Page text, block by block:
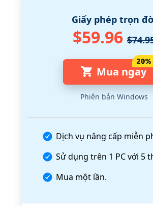
Giấy phép trọn
$59.96
Mua ngay
Phiên bản Windows
Dịch vụ nâng cấp miễn
Sử dụng trên 1 PC với 5
Mua một lần.